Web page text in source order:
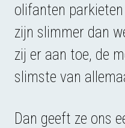
olifanten
zijn slimmer dan
zij er aan toe, de
slimste van
Dan geeft ze ons